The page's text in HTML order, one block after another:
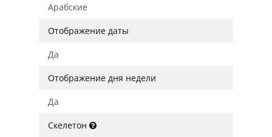
Арабские
Отображение даты
Да
Отображение дня недели
Да
Скелетон